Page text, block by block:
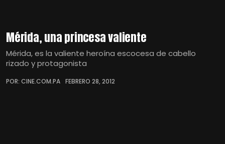
Mérida, una princesa valiente
Mérida, es la valiente heroína escocesa de cabello
rizado y protagonista
POR: CINE.COM.PA FEBRERO 28, 2012